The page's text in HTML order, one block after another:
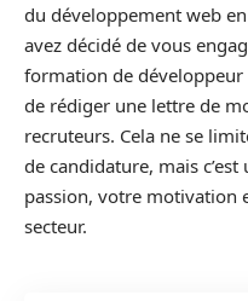
du développement web
avez décidé de vous
formation de
de rédiger une lettre de
recruteurs. Cela ne se
de candidature, mais
passion, votre motivation
secteur.